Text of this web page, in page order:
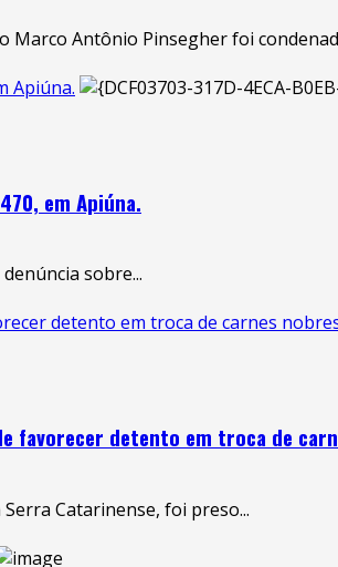
Marco Antônio Pinsegher foi
Apiúna.
em Apiúna.
sobre...
detento em troca de carnes
favorecer detento em troca de
Catarinense, foi preso...